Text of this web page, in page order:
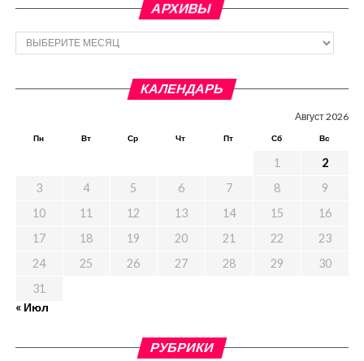
АРХИВЫ
Архивы
КАЛЕНДАРЬ
Август 2026
Пн Вт Ср Чт Пт Сб Вс
1
2
3
4 5 6 7 8
9
10
11 12 13 14 15
16
17
18 19 20 21 22
23
24
25 26 27 28 29
30
31
« Июл
РУБРИКИ